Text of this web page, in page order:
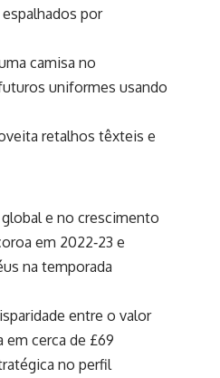
por
camisa no
uniformes usando
retalhos têxteis e
e no crescimento
em 2022‑23 e
na temporada
entre o valor
em cerca de £69
no perfil